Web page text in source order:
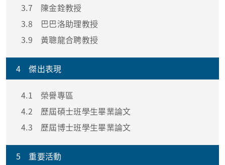
3.7
陳金銓教授
3.8
巴巴洛助理教授
3.9
黃聰龍合聘教授
4 傑出表現
4.1
榮譽專區
4.2
歷屆碩士班學生畢業論文
4.3
歷屆博士班學生畢業論文
5 重要活動